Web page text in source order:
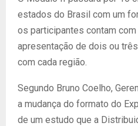
estados do Brasil com um
os participantes contam com
apresentação de dois ou
com cada região.
Segundo Bruno Coelho,
a mudança do formato do
de um estudo que a